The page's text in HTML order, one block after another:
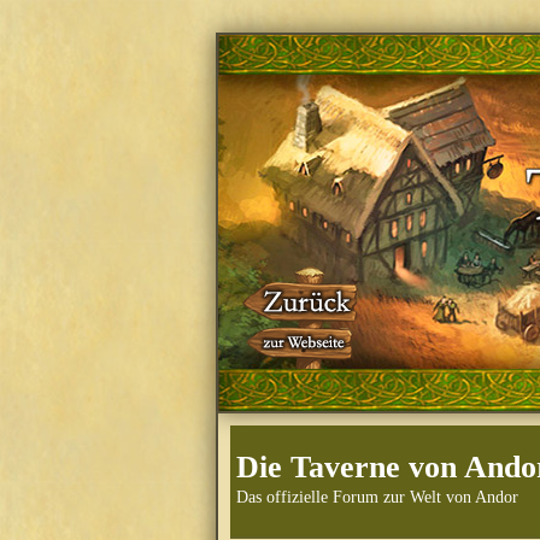
Die Taverne von
Das offizielle Forum zur Welt von Andor